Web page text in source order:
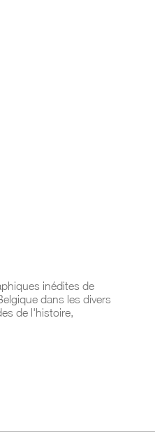
inédites de
dans les divers
de l'histoire,